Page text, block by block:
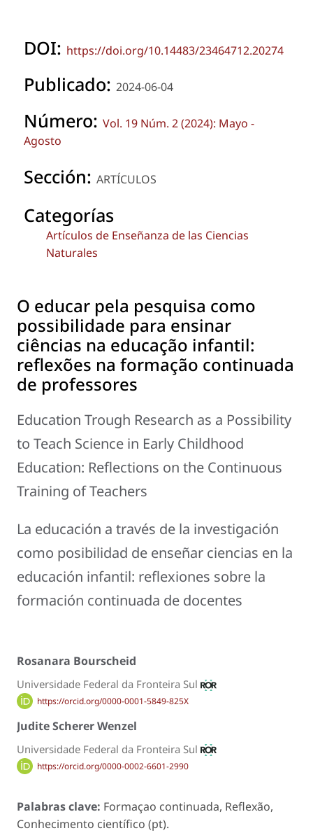
DOI: https://doi.org/10.14483/23464712.20274
Publicado: 2024-06-04
Número: Vol. 19 Núm. 2 (2024): Mayo -
Agosto
Sección: ARTÍCULOS
Categorías
Artículos de Enseñanza de las Ciencias
Naturales
O educar pela pesquisa como
possibilidade para ensinar
ciências na educação infantil:
reflexões na formação continuada
de professores
Education Trough Research as a Possibility
to Teach Science in Early Childhood
Education: Reflections on the Continuous
Training of Teachers
La educación a través de la investigación
como posibilidad de enseñar ciencias en la
educación infantil: reflexiones sobre la
formación continuada de docentes
Rosanara Bourscheid
Universidade Federal da Fronteira Sul
https://orcid.org/0000-0001-5849-825X
Judite Scherer Wenzel
Universidade Federal da Fronteira Sul
https://orcid.org/0000-0002-6601-2990
Palabras clave: Formaçao continuada, Reflexão,
Conhecimento científico (pt).